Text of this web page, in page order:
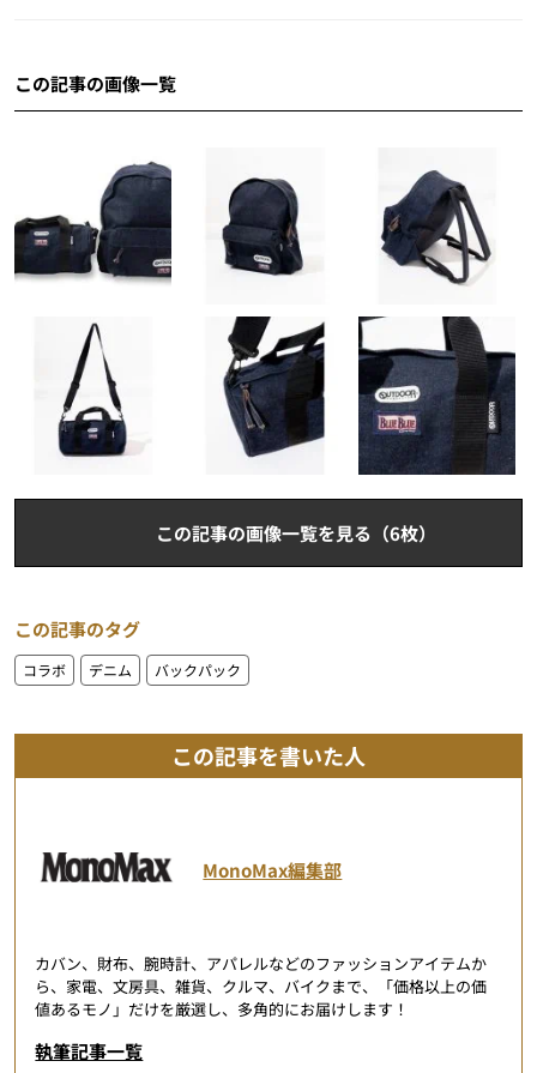
この記事の画像一覧
この記事の画像一覧を見る（6枚）
この記事のタグ
コラボ デニム バックパック
この記事を書いた人
MonoMax編集部
カバン、財布、腕時計、アパレルなどのファッションアイテムか
ら、家電、文房具、雑貨、クルマ、バイクまで、「価格以上の価
値あるモノ」だけを厳選し、多角的にお届けします！
執筆記事一覧